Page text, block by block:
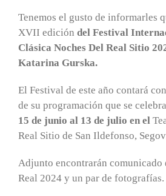
Tenemos el gusto de informarles
XVII edición del Festival
Clásica Noches Del Real Sitio
Katarina Gurska.
El Festival de este año contará
de su programación que se
15 de junio al 13 de julio en el
Real Sitio de San Ildefonso,
Adjunto encontrarán comunicado
Real 2024 y un par de fotografías.